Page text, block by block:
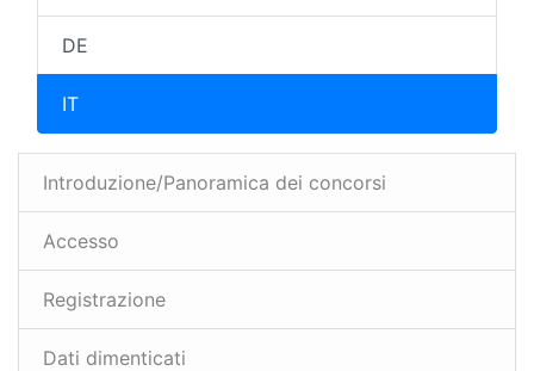
DE
IT
Introduzione/Panoramica dei concorsi
Accesso
Registrazione
Dati dimenticati